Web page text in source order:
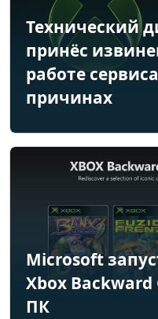
Технический
принёс
работе
причинах
Microsoft
Xbox
ПК